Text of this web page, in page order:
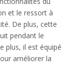
et le ressort à
De plus, cette
pendant le
plus, il est équipé
améliorer la